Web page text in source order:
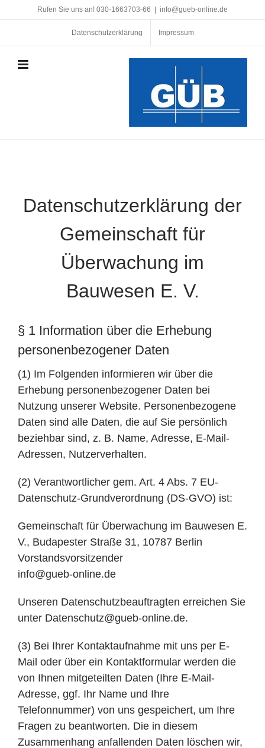
Inhalt
Rufen Sie uns an! 030-1663703-66 info@gueb-online.de
Datenschutzerklärung Impressum
Datenschutzerklärung der
Gemeinschaft für
Überwachung im
Bauwesen E. V.
§ 1 Information über die Erhebung
personenbezogener Daten
(1) Im Folgenden informieren wir über die
Erhebung personenbezogener Daten bei
Nutzung unserer Website. Personenbezogene
Daten sind alle Daten, die auf Sie persönlich
beziehbar sind, z. B. Name, Adresse, E-Mail-
Adressen, Nutzerverhalten.
(2) Verantwortlicher gem. Art. 4 Abs. 7 EU-
Datenschutz-Grundverordnung (DS-GVO) ist:
Gemeinschaft für Überwachung im Bauwesen E.
V., Budapester Straße 31, 10787 Berlin
Vorstandsvorsitzender
info@gueb-online.de
Unseren Datenschutzbeauftragten erreichen Sie
unter Datenschutz@gueb-online.de.
(3) Bei Ihrer Kontaktaufnahme mit uns per E-
Mail oder über ein Kontaktformular werden die
von Ihnen mitgeteilten Daten (Ihre E-Mail-
Adresse, ggf. Ihr Name und Ihre
Telefonnummer) von uns gespeichert, um Ihre
Fragen zu beantworten. Die in diesem
Zusammenhang anfallenden Daten löschen wir,